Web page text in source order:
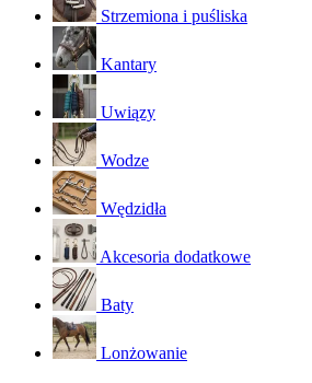
Strzemiona i puśliska
Kantary
Uwiązy
Wodze
Wędzidła
Akcesoria dodatkowe
Baty
Lonżowanie